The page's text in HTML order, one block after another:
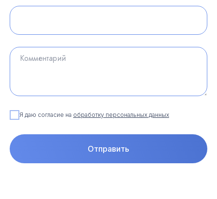
Я даю согласие на обработку персональных данных
Отправить